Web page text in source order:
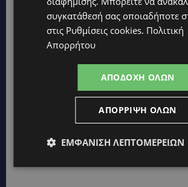
Ξεκίνησε η αντικατάσταση 100
ύδρευσης στο κέντρο της Λεμεσού
συγκατάθεσή σας οποιαδήποτε
στις Ρυθμίσεις cookies. Πολιτική
Απορρήτου
ΑΠΟΔΟΧΉ ΌΛΩΝ
ΑΠΌΡΡΙΨΗ ΌΛΩΝ
ΕΜΦΆΝΙΣΗ ΛΕΠΤΟΜΕΡΕΙΏΝ